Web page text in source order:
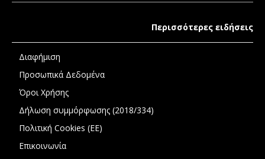
Περισσότερες ειδήσεις
Διαφήμιση
Προσωπικά Δεδομένα
Όροι Χρήσης
Δήλωση συμμόρφωσης (2018/334)
Πολιτική Cookies (ΕΕ)
Επικοινωνία